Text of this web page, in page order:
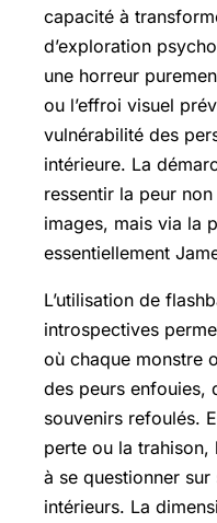
capacité à
d’exploration
une horreur
ou l’effroi visuel
vulnérabilité des
intérieure. La
ressentir la peur
images, mais via la
essentiellement
L’utilisation de
introspectives
où chaque monstre
des peurs enfouies,
souvenirs refoulés.
perte ou la
à se questionner
intérieurs. La